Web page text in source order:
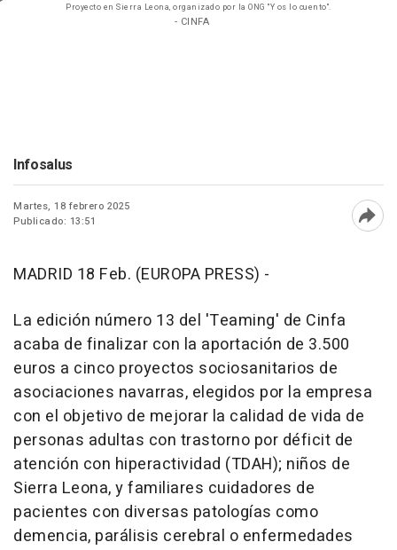
Proyecto en Sierra Leona, organizado por la ONG "Y os lo cuento".
- CINFA
Infosalus
Martes, 18 febrero 2025
Publicado: 13:51
MADRID 18 Feb. (EUROPA PRESS) -
La edición número 13 del 'Teaming' de Cinfa
acaba de finalizar con la aportación de 3.500
euros a cinco proyectos sociosanitarios de
asociaciones navarras, elegidos por la empresa
con el objetivo de mejorar la calidad de vida de
personas adultas con trastorno por déficit de
atención con hiperactividad (TDAH); niños de
Sierra Leona, y familiares cuidadores de
pacientes con diversas patologías como
demencia, parálisis cerebral o enfermedades